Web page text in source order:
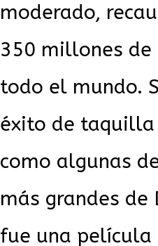
moderado,
350 millones de
todo el mundo.
éxito de
como algunas
más grandes de
fue una película